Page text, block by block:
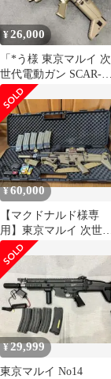
¥26,000
「*う様 東京マルイ 次
世代電動ガン SCAR-L
CQC FDE フルセットガ
¥60,000
【マクドナルド様専
用】東京マルイ 次世
電動ガン SCAR-L
¥29,999
東京マルイ No14